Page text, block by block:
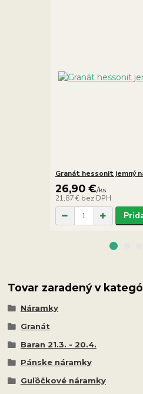
Granát hessonit jemný
26,90 €/ks
21,87 € bez DPH
Tovar zaradený v
Náramky
Granát
Baran 21.3. - 20.4.
Pánske náramky
Guľôčkové náramky